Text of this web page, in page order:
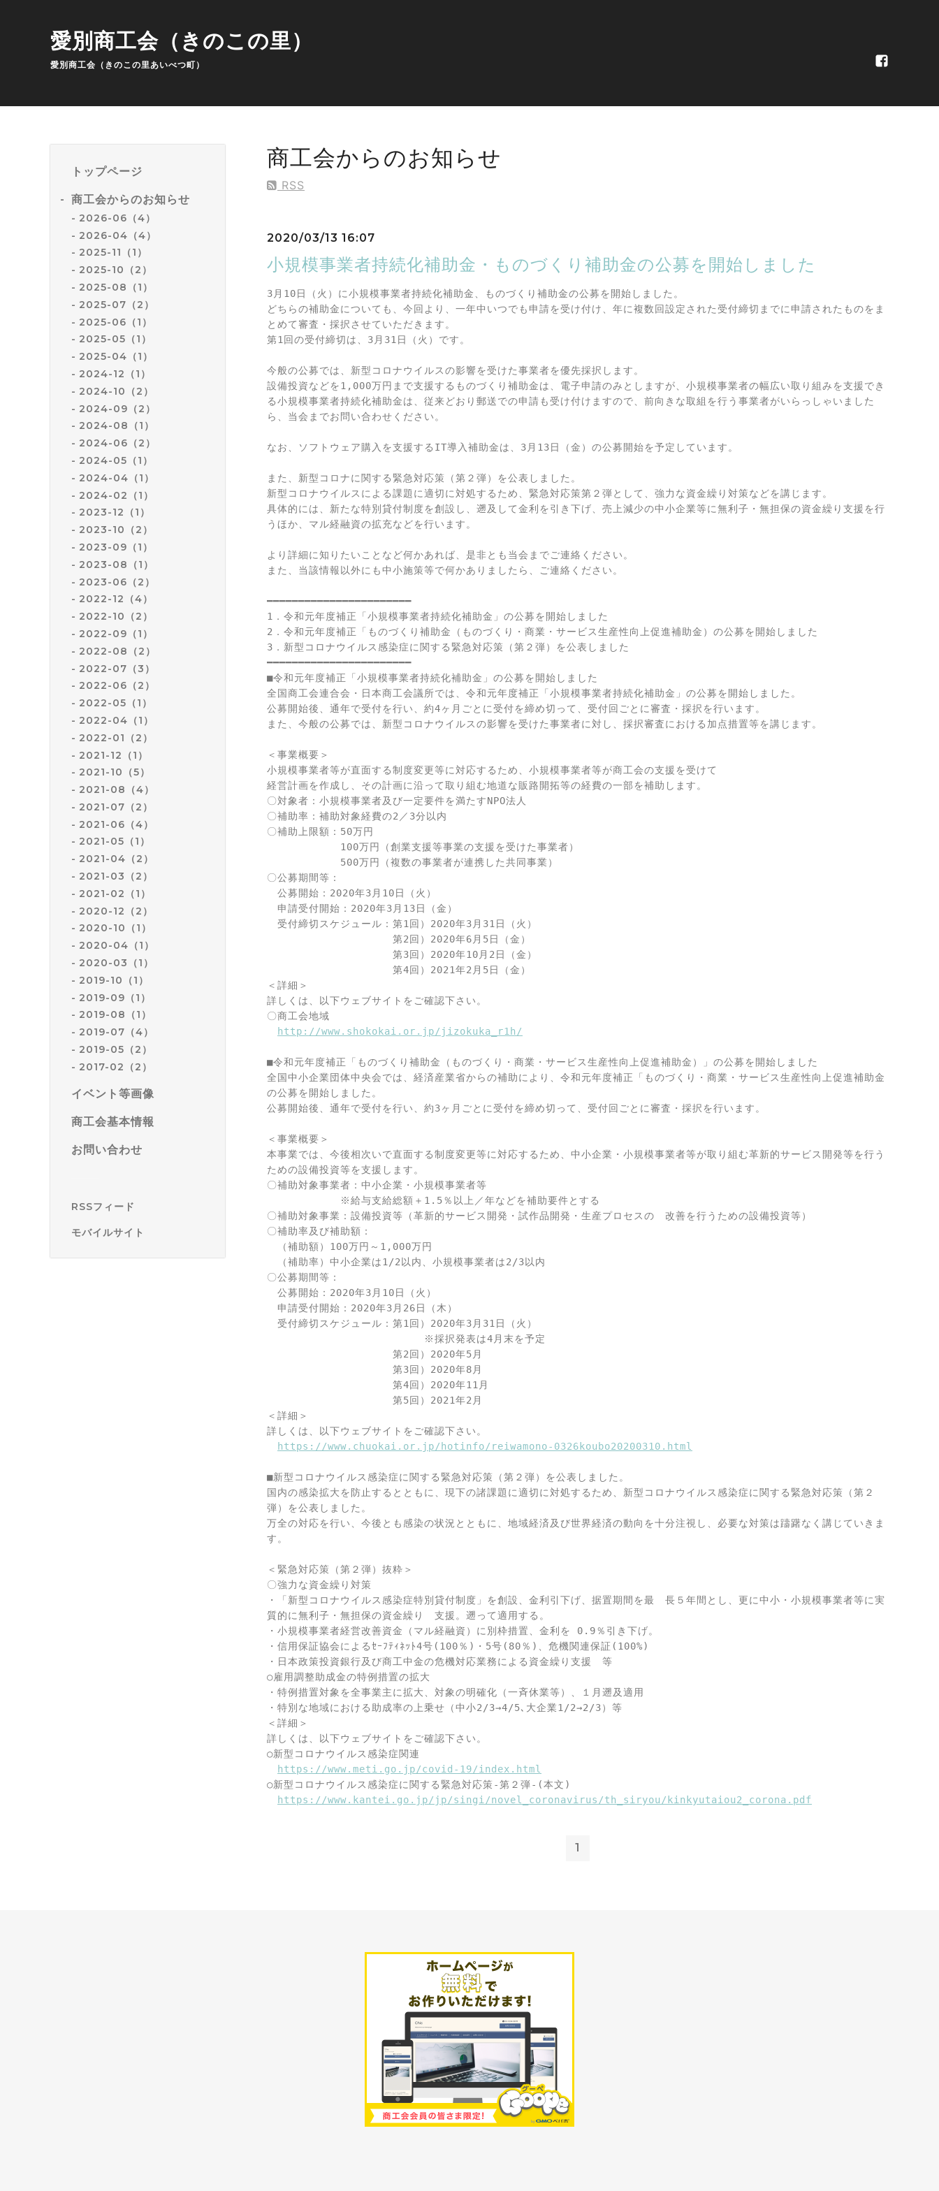
愛別商工会（きのこの里）
愛別商工会（きのこの里あいべつ町）
トップページ
商工会からのお知らせ
2026-06（4）
2026-04（4）
2025-11（1）
2025-10（2）
2025-08（1）
2025-07（2）
2025-06（1）
2025-05（1）
2025-04（1）
2024-12（1）
2024-10（2）
2024-09（2）
2024-08（1）
2024-06（2）
2024-05（1）
2024-04（1）
2024-02（1）
2023-12（1）
2023-10（2）
2023-09（1）
2023-08（1）
2023-06（2）
2022-12（4）
2022-10（2）
2022-09（1）
2022-08（2）
2022-07（3）
2022-06（2）
2022-05（1）
2022-04（1）
2022-01（2）
2021-12（1）
2021-10（5）
2021-08（4）
2021-07（2）
2021-06（4）
2021-05（1）
2021-04（2）
2021-03（2）
2021-02（1）
2020-12（2）
2020-10（1）
2020-04（1）
2020-03（1）
2019-10（1）
2019-09（1）
2019-08（1）
2019-07（4）
2019-05（2）
2017-02（2）
イベント等画像
商工会基本情報
お問い合わせ
RSSフィード
モバイルサイト
商工会からのお知らせ
RSS
2020/03/13 16:07
小規模事業者持続化補助金・ものづくり補助金の公募を開始しました
3月10日（火）に小規模事業者持続化補助金、ものづくり補助金の公募を開始しました。
どちらの補助金についても、今回より、一年中いつでも申請を受け付け、年に複数回設定された受付締切までに申請されたものをま
とめて審査・採択させていただきます。
第1回の受付締切は、3月31日（火）です。
今般の公募では、新型コロナウイルスの影響を受けた事業者を優先採択します。
設備投資などを1,000万円まで支援するものづくり補助金は、電子申請のみとしますが、小規模事業者の幅広い取り組みを支援でき
る小規模事業者持続化補助金は、従来どおり郵送での申請も受け付けますので、前向きな取組を行う事業者がいらっしゃいました
ら、当会までお問い合わせください。
なお、ソフトウェア購入を支援するIT導入補助金は、3月13日（金）の公募開始を予定しています。
また、新型コロナに関する緊急対応策（第２弾）を公表しました。
新型コロナウイルスによる課題に適切に対処するため、緊急対応策第２弾として、強力な資金繰り対策などを講じます。
具体的には、新たな特別貸付制度を創設し、遡及して金利を引き下げ、売上減少の中小企業等に無利子・無担保の資金繰り支援を行
うほか、マル経融資の拡充などを行います。
より詳細に知りたいことなど何かあれば、是非とも当会までご連絡ください。
また、当該情報以外にも中小施策等で何かありましたら、ご連絡ください。
━━━━━━━━━━━━━━━━━━━━━━━
1．令和元年度補正「小規模事業者持続化補助金」の公募を開始しました
2．令和元年度補正「ものづくり補助金（ものづくり・商業・サービス生産性向上促進補助金）の公募を開始しました
3．新型コロナウイルス感染症に関する緊急対応策（第２弾）を公表しました
━━━━━━━━━━━━━━━━━━━━━━━
■令和元年度補正「小規模事業者持続化補助金」の公募を開始しました
全国商工会連合会・日本商工会議所では、令和元年度補正「小規模事業者持続化補助金」の公募を開始しました。
公募開始後、通年で受付を行い、約4ヶ月ごとに受付を締め切って、受付回ごとに審査・採択を行います。
また、今般の公募では、新型コロナウイルスの影響を受けた事業者に対し、採択審査における加点措置等を講じます。
＜事業概要＞
小規模事業者等が直面する制度変更等に対応するため、小規模事業者等が商工会の支援を受けて
経営計画を作成し、その計画に沿って取り組む地道な販路開拓等の経費の一部を補助します。
〇対象者：小規模事業者及び一定要件を満たすNPO法人
〇補助率：補助対象経費の2／3分以内
〇補助上限額：50万円
100万円（創業支援等事業の支援を受けた事業者）
500万円（複数の事業者が連携した共同事業）
〇公募期間等：
公募開始：2020年3月10日（火）
申請受付開始：2020年3月13日（金）
受付締切スケジュール：第1回）2020年3月31日（火）
第2回）2020年6月5日（金）
第3回）2020年10月2日（金）
第4回）2021年2月5日（金）
＜詳細＞
詳しくは、以下ウェブサイトをご確認下さい。
〇商工会地域
http://www.shokokai.or.jp/jizokuka_r1h/
■令和元年度補正「ものづくり補助金（ものづくり・商業・サービス生産性向上促進補助金）」の公募を開始しました
全国中小企業団体中央会では、経済産業省からの補助により、令和元年度補正「ものづくり・商業・サービス生産性向上促進補助金
の公募を開始しました。
公募開始後、通年で受付を行い、約3ヶ月ごとに受付を締め切って、受付回ごとに審査・採択を行います。
＜事業概要＞
本事業では、今後相次いで直面する制度変更等に対応するため、中小企業・小規模事業者等が取り組む革新的サービス開発等を行う
ための設備投資等を支援します。
〇補助対象事業者：中小企業・小規模事業者等
※給与支給総額＋1.5％以上／年などを補助要件とする
〇補助対象事業：設備投資等（革新的サービス開発・試作品開発・生産プロセスの　改善を行うための設備投資等）
〇補助率及び補助額：
（補助額）100万円～1,000万円
（補助率）中小企業は1/2以内、小規模事業者は2/3以内
〇公募期間等：
公募開始：2020年3月10日（火）
申請受付開始：2020年3月26日（木）
受付締切スケジュール：第1回）2020年3月31日（火）
※採択発表は4月末を予定
第2回）2020年5月
第3回）2020年8月
第4回）2020年11月
第5回）2021年2月
＜詳細＞
詳しくは、以下ウェブサイトをご確認下さい。
https://www.chuokai.or.jp/hotinfo/reiwamono-0326koubo20200310.html
■新型コロナウイルス感染症に関する緊急対応策（第２弾）を公表しました。
国内の感染拡大を防止するとともに、現下の諸課題に適切に対処するため、新型コロナウイルス感染症に関する緊急対応策（第２
弾）を公表しました。
万全の対応を行い、今後とも感染の状況とともに、地域経済及び世界経済の動向を十分注視し、必要な対策は躊躇なく講じていきま
す。
＜緊急対応策（第２弾）抜粋＞
〇強力な資金繰り対策
・「新型コロナウイルス感染症特別貸付制度」を創設、金利引下げ、据置期間を最　長５年間とし、更に中小・小規模事業者等に実
質的に無利子・無担保の資金繰り　支援。遡って適用する。
・小規模事業者経営改善資金（マル経融資）に別枠措置、金利を 0.9％引き下げ。
・信用保証協会によるｾｰﾌﾃｨﾈｯﾄ4号(100％)・5号(80％)、危機関連保証(100%)
・日本政策投資銀行及び商工中金の危機対応業務による資金繰り支援　等
○雇用調整助成金の特例措置の拡大
・特例措置対象を全事業主に拡大、対象の明確化（一斉休業等）、１月遡及適用
・特別な地域における助成率の上乗せ（中小2/3→4/5､大企業1/2→2/3）等
＜詳細＞
詳しくは、以下ウェブサイトをご確認下さい。
○新型コロナウイルス感染症関連
https://www.meti.go.jp/covid-19/index.html
○新型コロナウイルス感染症に関する緊急対応策-第２弾-(本文)
https://www.kantei.go.jp/jp/singi/novel_coronavirus/th_siryou/kinkyutaiou2_corona.pdf
1